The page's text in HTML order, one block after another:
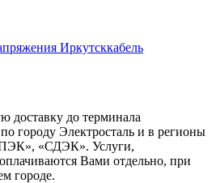
Иркутсккабель
доставку до терминала
городу Электросталь и в регионы
«СДЭК». Услуги,
Вами отдельно, при
городе.